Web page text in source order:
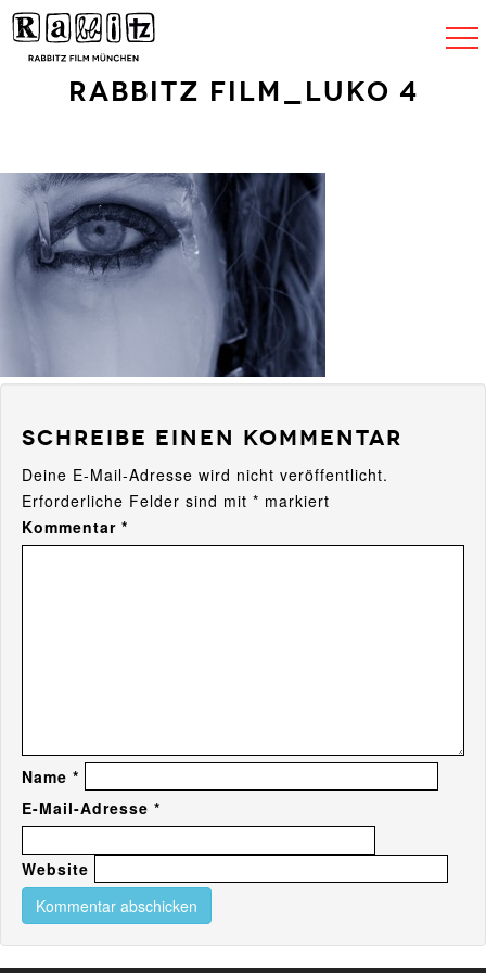
Rabbitz Film_Luko 4
Schreibe einen Kommentar
Deine E-Mail-Adresse wird nicht veröffentlicht.
Erforderliche Felder sind mit * markiert
Kommentar *
Name *
E-Mail-Adresse *
Website